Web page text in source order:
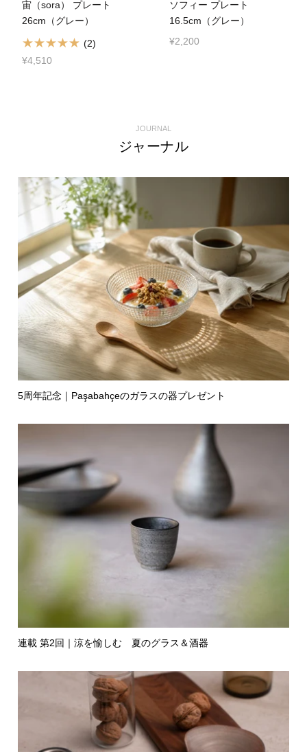
宙（sora） プレート
26cm（グレー）
(2)
¥4,510
ソフィー プレート
16.5cm（グレー）
¥2,200
JOURNAL
ジャーナル
5周年記念｜Paşabahçeのガラスの器プレゼント
連載 第2回｜涼を愉しむ 夏のグラス＆酒器